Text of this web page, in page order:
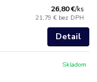
26,80 €/ks
21,79 € bez DPH
Detail
Skladom